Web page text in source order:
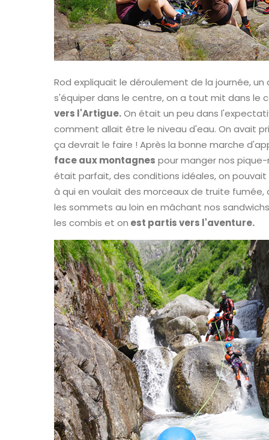
Rod expliquait le déroulement de la journée,
s'équiper dans le centre, on a tout mit dans le
vers l'Artigue.On était un peu dans
comment allait être le niveau d'eau. On avait
ça devrait le faire ! Après la bonne marche
face aux montagnes pour manger nos pique-
était parfait, des conditions idéales, on
à qui en voulait des morceaux de truite
les sommets au loin en mâchant nos
les combis et on est partis vers l'aventure.